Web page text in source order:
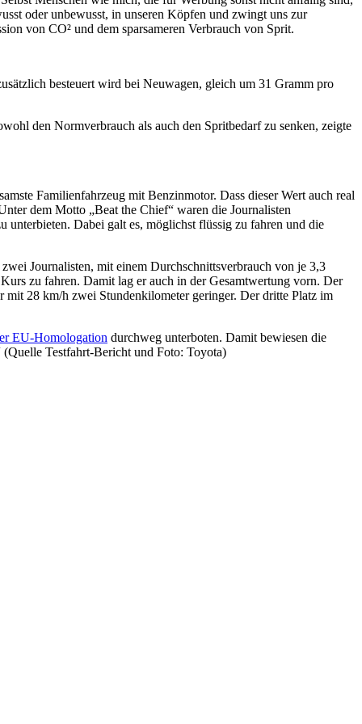
oder unbewusst, in unseren Köpfen und zwingt uns zur
von CO² und dem sparsameren Verbrauch von Sprit.
besteuert wird bei Neuwagen, gleich um 31 Gramm pro
den Normverbrauch als auch den Spritbedarf zu senken, zeigte
Familienfahrzeug mit Benzinmotor. Dass dieser Wert auch real
dem Motto „Beat the Chief“ waren die Journalisten
unterbieten. Dabei galt es, möglichst flüssig zu fahren und die
Journalisten, mit einem Durchschnittsverbrauch von je 3,3
zu fahren. Damit lag er auch in der Gesamtwertung vorn. Der
28 km/h zwei Stundenkilometer geringer. Der dritte Platz im
EU-Homologation durchweg unterboten. Damit bewiesen die
(Quelle Testfahrt-Bericht und Foto: Toyota)